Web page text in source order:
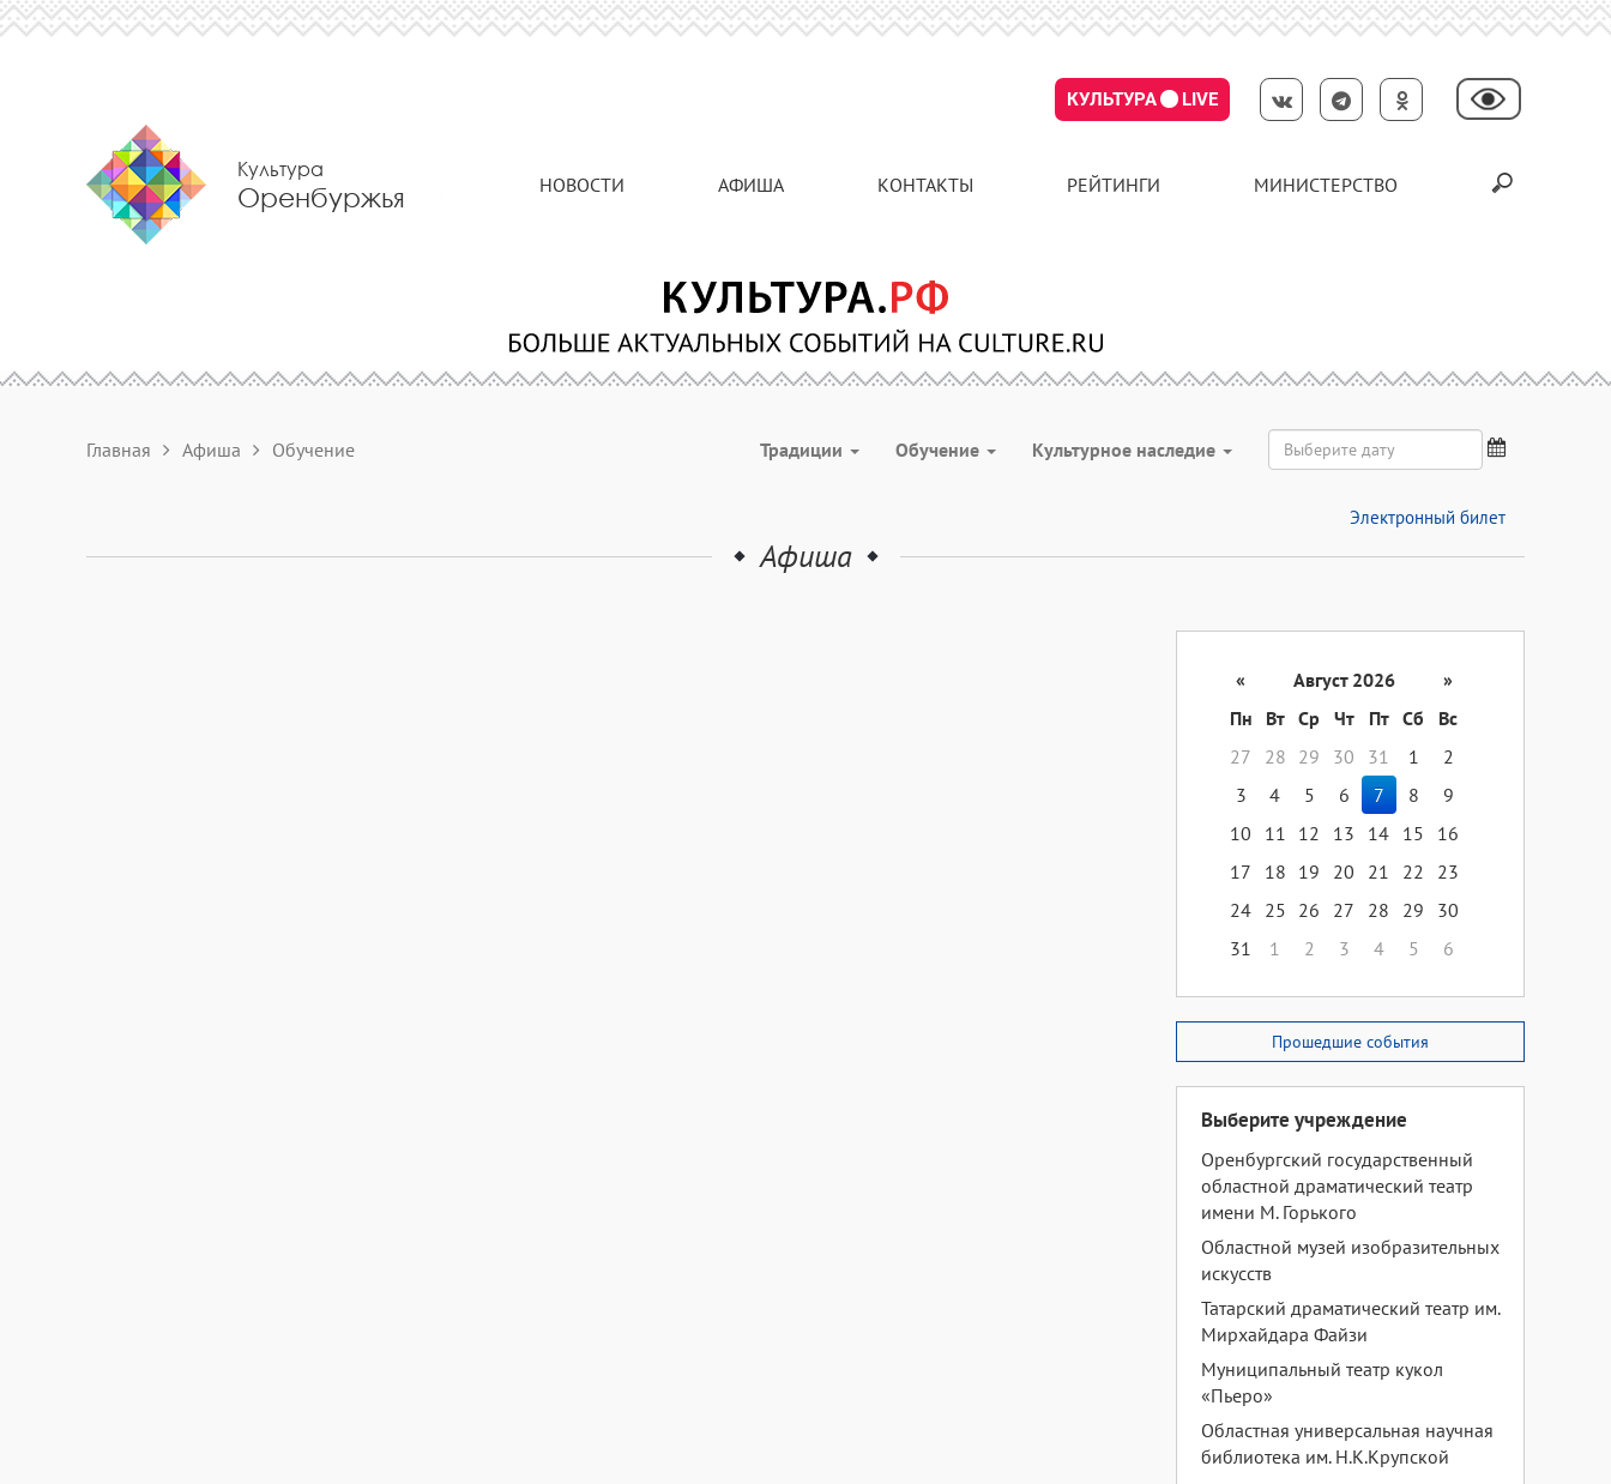
КУЛЬТУРА LIVE
Культура
Оренбуржья НОВОСТИ АФИША КОНТАКТЫ РЕЙТИНГИ МИНИСТЕРСТВО
Главная Афиша Обучение Традиции Обучение Культурное наследие
Электронный билет
Афиша
« Август 2026
»
Пн
Вт Ср Чт Пт Сб
Вс
27
28 29 30 31 1
2
3
4 5 6 7 8
9
10
11 12 13 14 15
16
17
18 19 20 21 22
23
24 25 26 27 28 29
30
31
1 2 3 4 5 6
Прошедшие события
Выберите учреждение
Оренбургский государственный
областной драматический театр
имени М. Горького
Областной музей изобразительных
искусств
Татарский драматический театр им.
Мирхайдара Файзи
Муниципальный театр кукол
«Пьеро»
Областная универсальная научная
библиотека им. Н.К.Крупской